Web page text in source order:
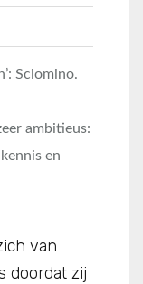
Sciomino.
ambitieus:
en
van
doordat zij